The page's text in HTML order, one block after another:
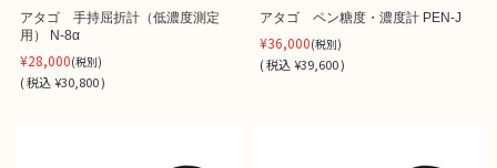
アタゴ 手持屈折計（低濃度測定
用） N-8α
¥28,000(税別)
(税込¥30,800 )
アタゴ ペン糖度・濃度計 PEN-J
¥36,000(税別)
(税込 ¥39,600 )